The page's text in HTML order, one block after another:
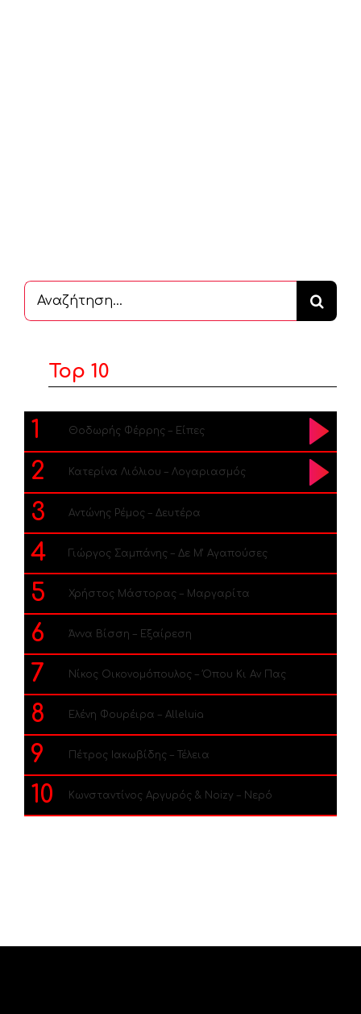
Αναζήτηση
...
Top 10
1 Θοδωρής Φέρρης – Είπες
2 Κατερίνα Λιόλιου – Λογαριασμός
3 Αντώνης Ρέμος – Δευτέρα
4 Γιώργος Σαμπάνης – Δε Μ’ Αγαπούσες
5 Χρήστος Μάστορας – Μαργαρίτα
6 Άννα Βίσση – Εξαίρεση
7 Νίκος Οικονομόπουλος – Όπου Κι Αν Πας
8 Ελένη Φουρέιρα – Alleluia
9 Πέτρος Ιακωβίδης – Τέλεια
10 Κωνσταντίνος Αργυρός & Noizy – Νερό